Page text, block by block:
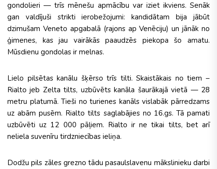
gondolieri — trīs mēnešu apmācību var iziet ikviens. Senāk
gan valdījuši strikti ierobežojumi: kandidātam bija jābūt
dzimušam Veneto apgabalā (rajons ap Venēciju) un jānāk no
ģimenes, kas jau vairākās paaudzēs piekopa šo amatu.
Mūsdienu gondolas ir melnas.
Lielo pilsētas kanālu šķērso trīs tilti. Skaistākais no tiem –
Rialto jeb Zelta tilts, uzbūvēts kanāla šaurākajā vietā — 28
metru platumā. Tieši no turienes kanāls vislabāk pārredzams
uz abām pusēm. Rialto tilts saglabājies no 16.gs. Tā pamati
uzbūvēti uz 12 000 pāļiem. Rialto ir ne tikai tilts, bet arī
neliela suvenīru tirdzniecības ieliņa.
Dodžu pils zāles grezno tādu pasaulslavenu mākslinieku darbi